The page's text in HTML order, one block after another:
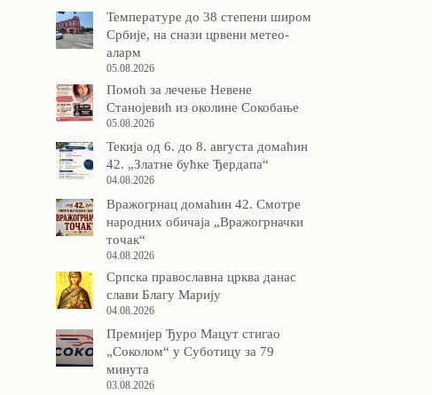
Температуре до 38 степени широм
Србије, на снази црвени метео-
аларм
05.08.2026
Помоћ за лечење Невене
Станојевић из околине Сокобање
05.08.2026
Текија од 6. до 8. августа домаћин
42. „Златне бућке Ђердапа“
04.08.2026
Вражогрнац домаћин 42. Смотре
народних обичаја „Вражогрначки
точак“
04.08.2026
Српска православна црква данас
слави Благу Марију
04.08.2026
Премијер Ђуро Мацут стигао
„Соколом“ у Суботицу за 79
минута
03.08.2026